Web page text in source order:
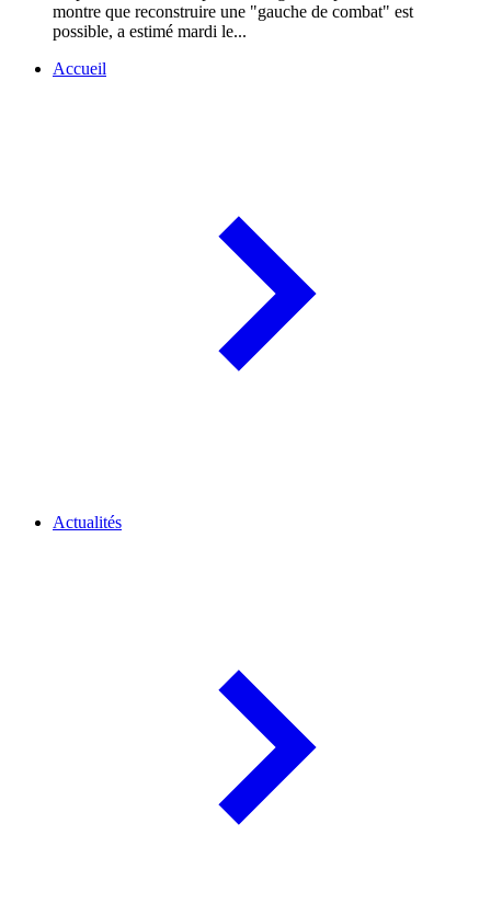
montre que reconstruire une "gauche de combat" est
possible, a estimé mardi le...
Accueil
Actualités